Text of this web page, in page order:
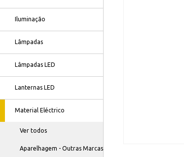
Iluminação
Lâmpadas
Lâmpadas LED
Lanternas LED
Material Eléctrico
Ver todos
Aparelhagem - Outras Marcas